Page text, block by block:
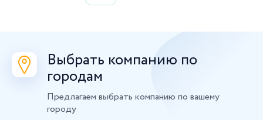
Выбрать компанию по
городам
Предлагаем выбрать компанию по вашему
городу